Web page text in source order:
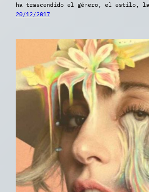
ha trascendido el género, el estilo,
20/12/2017